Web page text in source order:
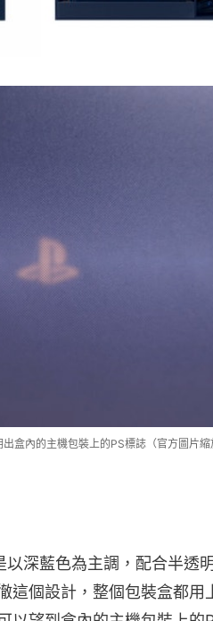
盒內的主機包裝上的PS標誌（官方圖片縮
以深藍色為主調，配合半透
這個設計，整個包裝盒都用